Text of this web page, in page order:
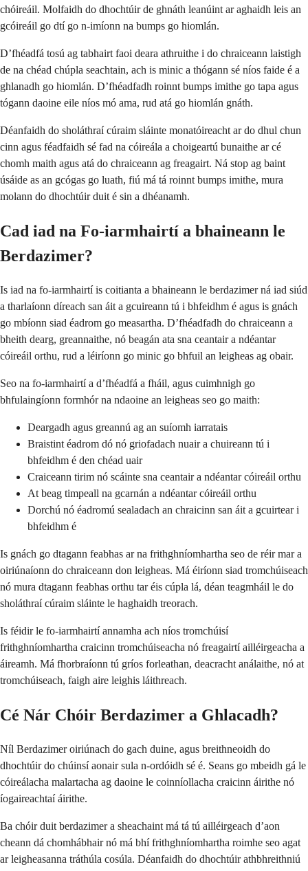
chóireáil. Molfaidh do dhochtúir de ghnáth leanúint ar aghaidh leis an
gcóireáil go dtí go n-imíonn na bumps go hiomlán.
D’fhéadfá tosú ag tabhairt faoi deara athruithe i do chraiceann laistigh
de na chéad chúpla seachtain, ach is minic a thógann sé níos faide é a
ghlanadh go hiomlán. D’fhéadfadh roinnt bumps imithe go tapa agus
tógann daoine eile níos mó ama, rud atá go hiomlán gnáth.
Déanfaidh do sholáthraí cúraim sláinte monatóireacht ar do dhul chun
cinn agus féadfaidh sé fad na cóireála a choigeartú bunaithe ar cé
chomh maith agus atá do chraiceann ag freagairt. Ná stop ag baint
úsáide as an gcógas go luath, fiú má tá roinnt bumps imithe, mura
molann do dhochtúir duit é sin a dhéanamh.
Cad iad na Fo-iarmhairtí a bhaineann le
Berdazimer?
Is iad na fo-iarmhairtí is coitianta a bhaineann le berdazimer ná iad siúd
a tharlaíonn díreach san áit a gcuireann tú i bhfeidhm é agus is gnách
go mbíonn siad éadrom go measartha. D’fhéadfadh do chraiceann a
bheith dearg, greannaithe, nó beagán ata sna ceantair a ndéantar
cóireáil orthu, rud a léiríonn go minic go bhfuil an leigheas ag obair.
Seo na fo-iarmhairtí a d’fhéadfá a fháil, agus cuimhnigh go
bhfulaingíonn formhór na ndaoine an leigheas seo go maith:
Deargadh agus greannú ag an suíomh iarratais
Braistint éadrom dó nó griofadach nuair a chuireann tú i
bhfeidhm é den chéad uair
Craiceann tirim nó scáinte sna ceantair a ndéantar cóireáil orthu
At beag timpeall na gcarnán a ndéantar cóireáil orthu
Dorchú nó éadromú sealadach an chraicinn san áit a gcuirtear i
bhfeidhm é
Is gnách go dtagann feabhas ar na frithghníomhartha seo de réir mar a
oiriúnaíonn do chraiceann don leigheas. Má éiríonn siad tromchúiseach
nó mura dtagann feabhas orthu tar éis cúpla lá, déan teagmháil le do
sholáthraí cúraim sláinte le haghaidh treorach.
Is féidir le fo-iarmhairtí annamha ach níos tromchúisí
frithghníomhartha craicinn tromchúiseacha nó freagairtí ailléirgeacha a
áireamh. Má fhorbraíonn tú gríos forleathan, deacracht análaithe, nó at
tromchúiseach, faigh aire leighis láithreach.
Cé Nár Chóir Berdazimer a Ghlacadh?
Níl Berdazimer oiriúnach do gach duine, agus breithneoidh do
dhochtúir do chúinsí aonair sula n-ordóidh sé é. Seans go mbeidh gá le
cóireálacha malartacha ag daoine le coinníollacha craicinn áirithe nó
íogaireachtaí áirithe.
Ba chóir duit berdazimer a sheachaint má tá tú ailléirgeach d’aon
cheann dá chomhábhair nó má bhí frithghníomhartha roimhe seo agat
ar leigheasanna tráthúla cosúla. Déanfaidh do dhochtúir athbhreithniú